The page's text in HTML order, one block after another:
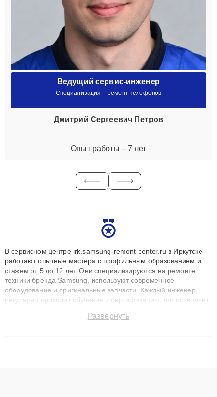
Ведущий сервис-инженер
Специализация – ремонт телефонов
Дмитрий Сергеевич Петров
Опыт работы – 7 лет
В сервисном центре irk.samsung-remont-center.ru в Иркутске
работают опытные мастера с профильным образованием и
стажем от 5 до 12 лет. Они специализируются на ремонте
техники бренда Samsung, используют современное
оборудование и оригинальные запчасти. Каждый инженер
регулярно проходит обучение и сертификацию, что позволяет
технику с сохранением гарантии до 3 лет. Наши мастера
Развернуть